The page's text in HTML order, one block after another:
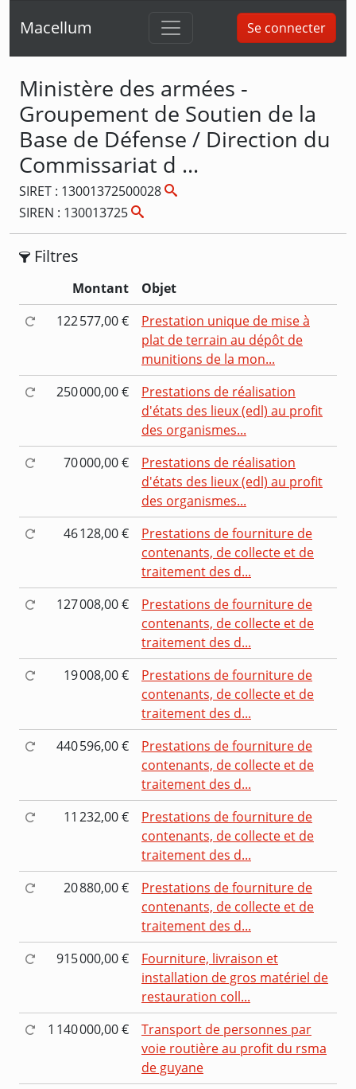
Macellum Se connecter
Ministère des armées -
Groupement de Soutien de la
Base de Défense / Direction du
Commissariat d ...
SIRET : 13001372500028
SIREN : 130013725
Filtres
Montant
Objet
122 577,00 €
Prestation unique de mise à
plat de terrain au dépôt de
munitions de la mon...
250 000,00 €
Prestations de réalisation
d'états des lieux (edl) au profit
des organismes...
70 000,00 €
Prestations de réalisation
d'états des lieux (edl) au profit
des organismes...
46 128,00 €
Prestations de fourniture de
contenants, de collecte et de
traitement des d...
127 008,00 €
Prestations de fourniture de
contenants, de collecte et de
traitement des d...
19 008,00 €
Prestations de fourniture de
contenants, de collecte et de
traitement des d...
440 596,00 €
Prestations de fourniture de
contenants, de collecte et de
traitement des d...
11 232,00 €
Prestations de fourniture de
contenants, de collecte et de
traitement des d...
20 880,00 €
Prestations de fourniture de
contenants, de collecte et de
traitement des d...
915 000,00 €
Fourniture, livraison et
installation de gros matériel de
restauration coll...
1 140 000,00 €
Transport de personnes par
voie routière au profit du rsma
de guyane